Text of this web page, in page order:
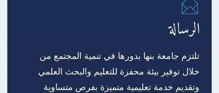
الرسالة
تلتزم جامعة بنها بدورها في تنمية المجتمع من
خلال توفير بيئة محفزة للتعليم والبحث العلمي
وتقديم خدمة تعليمية متميزة بفرص متساوية